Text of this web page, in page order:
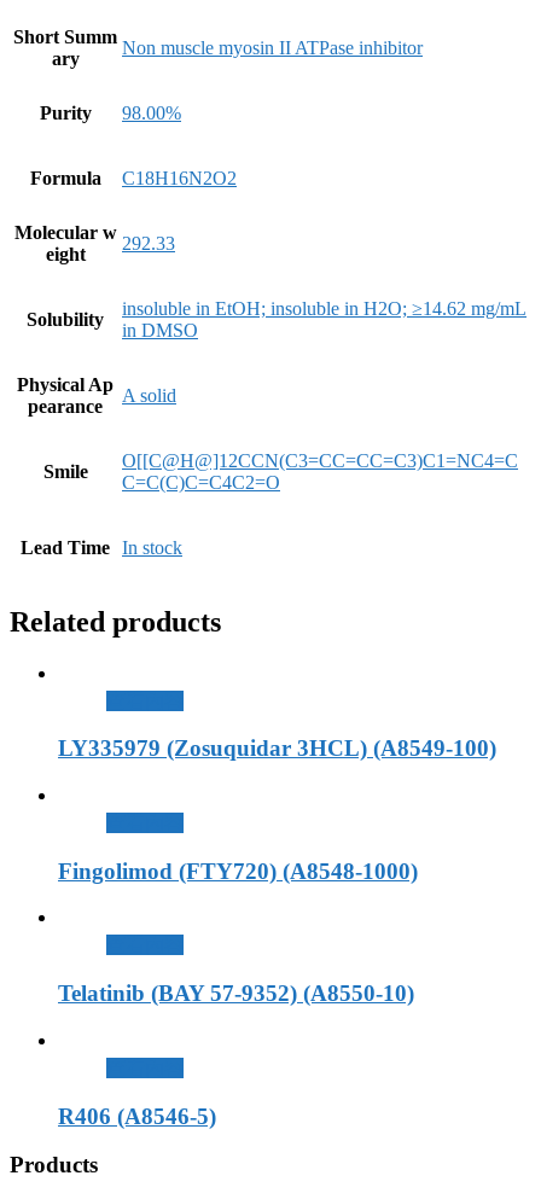
Short Summ
ary
Non muscle myosin II ATPase inhibitor
Purity 98.00%
Formula C18H16N2O2
Molecular w
eight
292.33
Solubility
insoluble in EtOH; insoluble in H2O; ≥14.62 mg/mL
in DMSO
Physical Ap
pearance
A solid
Smile
O[[C@H@]12CCN(C3=CC=CC=C3)C1=NC4=C
C=C(C)C=C4C2=O
Lead Time In stock
Related products
LY335979 (Zosuquidar 3HCL) (A8549-100)
Fingolimod (FTY720) (A8548-1000)
Telatinib (BAY 57-9352) (A8550-10)
R406 (A8546-5)
Products